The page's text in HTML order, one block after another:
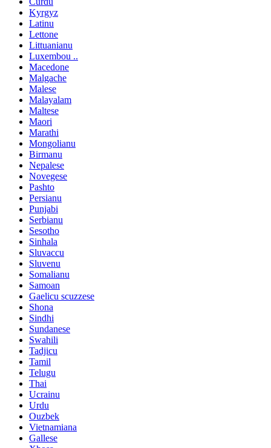
Kyrgyz
Latinu
Lettone
Littuanianu
Luxembou ..
Macedone
Malgache
Malese
Malayalam
Maltese
Maori
Marathi
Mongolianu
Birmanu
Nepalese
Novegese
Pashto
Persianu
Punjabi
Serbianu
Sesotho
Sinhala
Sluvaccu
Sluvenu
Somalianu
Samoan
Gaelicu scuzzese
Shona
Sindhi
Sundanese
Swahili
Tadjicu
Tamil
Telugu
Thai
Ucrainu
Urdu
Ouzbek
Vietnamiana
Gallese